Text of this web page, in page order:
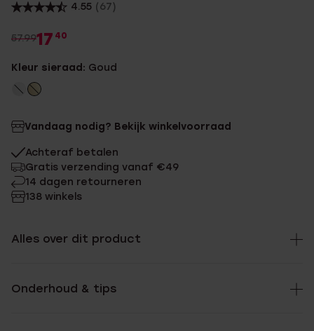
4.55 (67)
57.9917 40
Kleur sieraad: Goud
Vandaag nodig? Bekijk winkelvoorraad
Achteraf betalen
Gratis verzending vanaf €49
14 dagen retourneren
138 winkels
Alles over dit product
Onderhoud & tips